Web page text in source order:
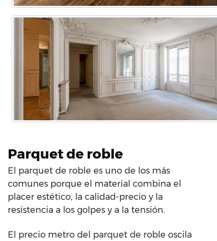
Parquet de roble
El parquet de roble es uno de los más
comunes porque el material combina el
placer estético, la calidad-precio y la
resistencia a los golpes y a la tensión.
El precio metro del parquet de roble oscila